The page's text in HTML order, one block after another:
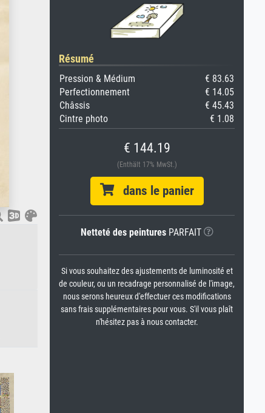
Résumé
Pression & Médium
€ 83.63
Perfectionnement
€ 14.05
Châssis
€ 45.43
Cintre photo
€ 1.08
€ 144.19
(Enthält 17% MwSt.)
dans le panier
Netteté des peinturesPARFAIT
Si vous souhaitez des ajustements de luminosité et
de couleur, ou un recadrage personnalisé de l'image,
nous serons heureux d'effectuer ces modifications
sans frais supplémentaires pour vous. S'il vous plaît
n'hésitez pas à nous contacter.